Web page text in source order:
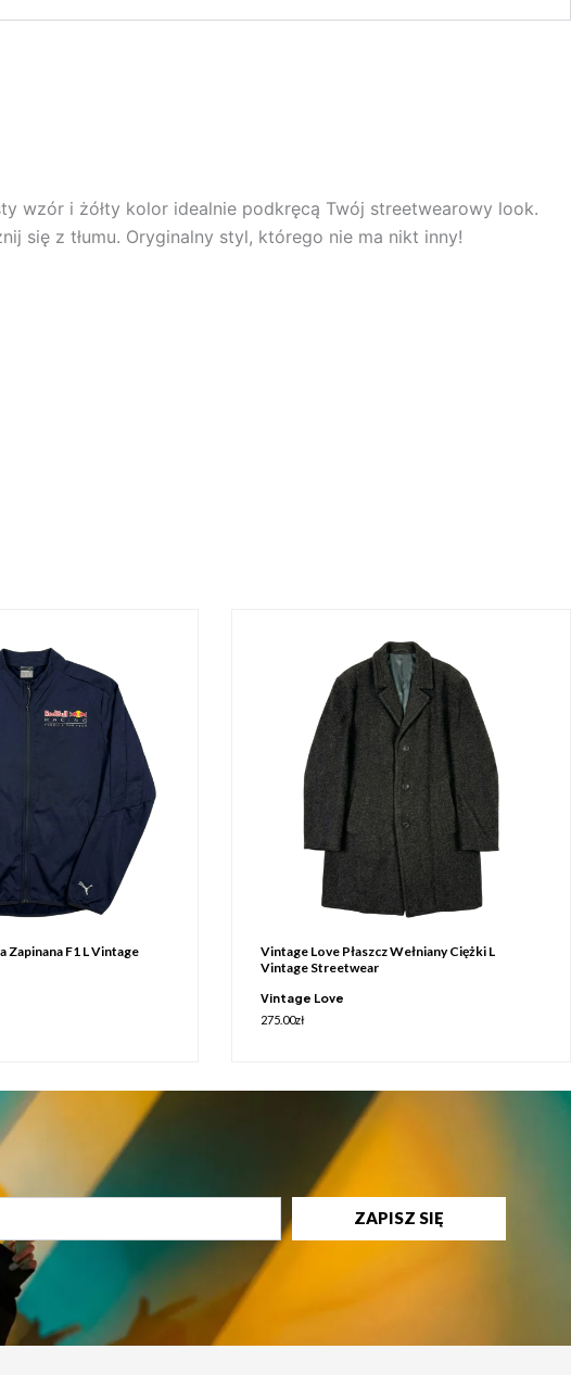
wzór i żółty kolor idealnie podkręcą Twój streetwearowy look.
się z tłumu. Oryginalny styl, którego nie ma nikt inny!
Zapinana F1 L Vintage
Vintage Love Płaszcz Wełniany Ciężki L
Vintage Streetwear
Vintage Love
275.00zł
ZAPISZ SIĘ